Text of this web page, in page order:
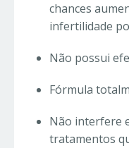
chances
infertilidade
Não possui
Fórmula
Não interfere
tratamentos